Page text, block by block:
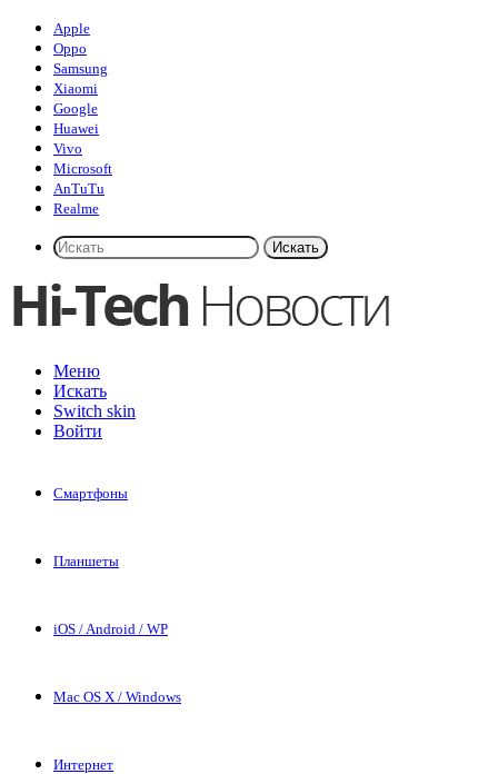
Apple
Oppo
Samsung
Xiaomi
Google
Huawei
Vivo
Microsoft
AnTuTu
Realme
Искать
Меню
Искать
Switch skin
Войти
Смартфоны
Планшеты
iOS / Android / WP
Mac OS X / Windows
Интернет